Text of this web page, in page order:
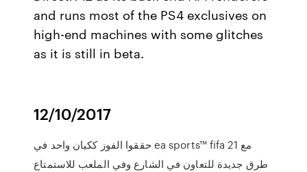
and runs most of the PS4 exclusives on
high-end machines with some glitches
as it is still in beta.
12/10/2017
حققوا الفوز ككيان واحد في ea sports™ fifa 21 مع
طرق جديدة للتعاون في الشارع وفي الملعب للاستمتاع